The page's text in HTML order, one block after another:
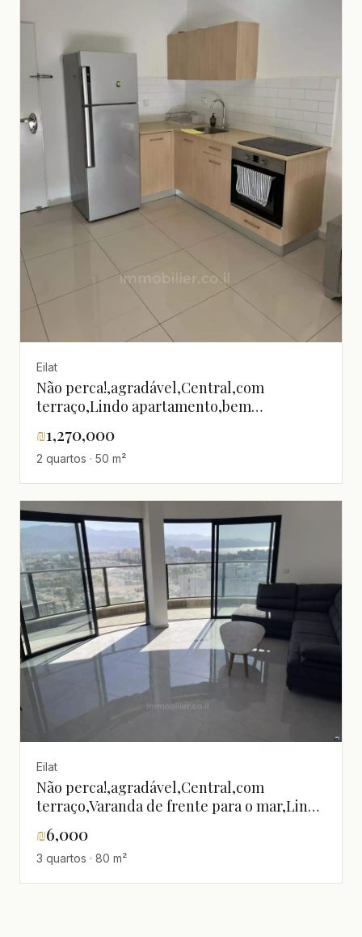
Eilat
Não perca!,agradável,Central,com
terraço,Lindo apartamento,bem
oportunidade,Boa orientação
solar,calmo,Em bom estado,Lugar
quieto,Andar superior com vista,Magnífico
₪1,270,000
2 quartos · 50 m²
Eilat
Não perca!,agradável,Central,com
terraço,Varanda de frente para o mar,Lindo
apartamento,bem equipado,Boa
localização,Bom negócio,Boa orientação
solar,calmo,claro,Em uma rua tranquila,em
um belo imóvel,em um imóvel novo,Em
₪6,000
3 quartos · 80 m²